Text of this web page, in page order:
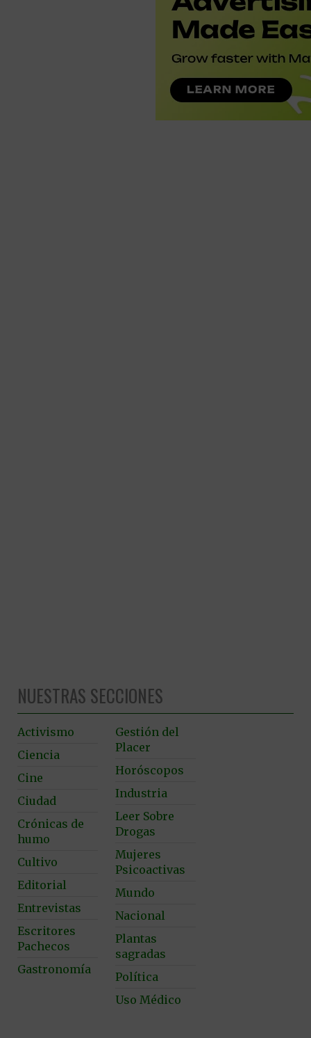
NUESTRAS SECCIONES
Activismo
Ciencia
Cine
Ciudad
Crónicas de
humo
Cultivo
Editorial
Entrevistas
Escritores
Pachecos
Gastronomía
Gestión del
Placer
Horóscopos
Industria
Leer Sobre
Drogas
Mujeres
Psicoactivas
Mundo
Nacional
Plantas
sagradas
Política
Uso Médico